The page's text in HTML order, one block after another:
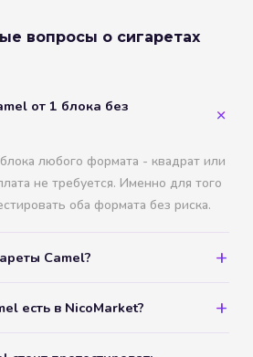
вопросы о сигаретах
от 1 блока без
любого формата - квадрат или
не требуется. Именно для того
оба формата без риска.
Camel?
есть в NicoMarket?